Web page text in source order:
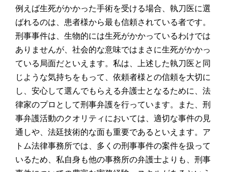
例えば生死がかかった手術を受ける場合、執刀医に選
ばれるのは、患者様から最も信頼されている者です。
刑事事件は、生物的には生死がかかっているわけでは
ありませんが、社会的な意味ではまさに生死がかかっ
ている局面だといえます。私は、上述した執刀医と同
じような気持ちをもって、依頼者様との信頼を大切に
し、安心して選んでもらえる弁護士となるために、法
律家のプロとして刑事弁護を行っています。また、刑
事弁護活動のクオリティにおいては、適切な事件の見
通しや、法廷技術的な面も重要であるといえます。ア
トム法律事務所では、多くの刑事事件の案件を扱って
いるため、私自身も他の事務所の弁護士よりも、刑事